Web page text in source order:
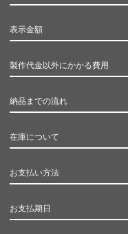
表示金額
製作代金以外にかかる費用
納品までの流れ
在庫について
お支払い方法
お支払期日